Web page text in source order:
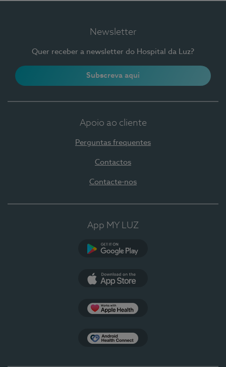
Newsletter
Quer receber a newsletter do Hospital da Luz?
Subscreva aqui
Apoio ao cliente
Perguntas frequentes
Contactos
Contacte-nos
App MY LUZ